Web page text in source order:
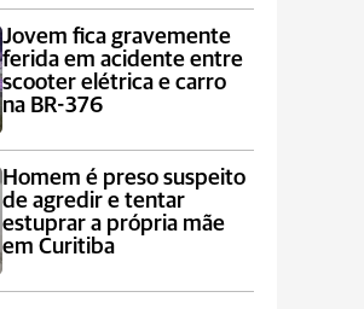
Jovem fica gravemente
ferida em acidente entre
scooter elétrica e carro
na BR-376
Homem é preso suspeito
de agredir e tentar
estuprar a própria mãe
em Curitiba